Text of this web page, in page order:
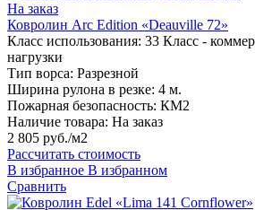
На заказ
Ковролин Arc Edition «Deauville 72»
Класс использования: 33 Класс -
нагрузки
Тип ворса: Разрезной
Ширина рулона в резке: 4 м.
Пожарная безопасность: КМ2
Наличие товара: На заказ
2 805 руб./м2
Рассчитать стоимость
В избранное В избранном
Сравнить